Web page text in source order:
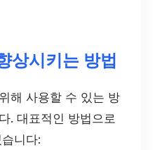
상시키는 방법
해 사용할 수 있는 방
. 대표적인 방법으로
니다: